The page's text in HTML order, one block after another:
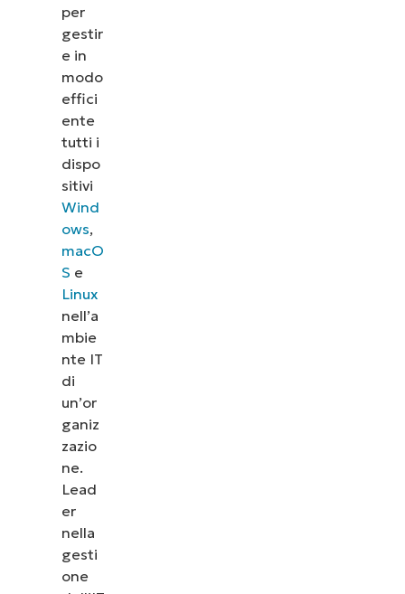
per
gestir
e in
modo
effici
ente
tutti i
dispo
sitivi
Wind
ows,
macO
S e
Linux
nell’a
mbie
nte IT
di
un’or
ganiz
zazio
ne.
Lead
er
nella
gesti
one